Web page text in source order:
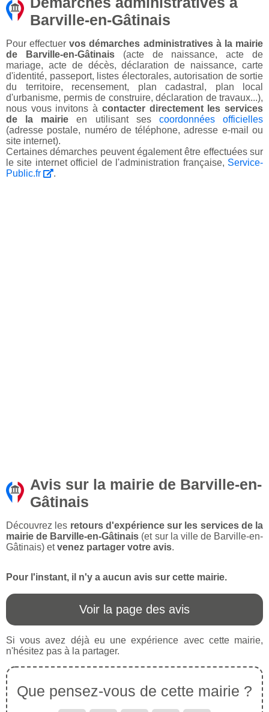
Barville-en-Gâtinais
Pour effectuervos démarches administratives à la mairie
de Barville-en-Gâtinais(acte de naissance, acte de
mariage, acte de décès, déclaration de naissance, carte
d'identité, passeport, listes électorales, autorisation de sortie
du territoire, recensement, plan cadastral, plan local
d'urbanisme, permis de construire, déclaration de travaux...),
nous vous invitons à contacter directement les services
de la mairie en utilisant ses coordonnées officielles
(adresse postale, numéro de téléphone, adresse e-mail ou
site internet).
Certaines démarches peuvent également être effectuées sur
le site internet officiel de l'administration française, Service-
Public.fr
.
Avis sur la mairie de Barville-en-
Gâtinais
Découvrez les retours d'expérience sur les services de la
mairie de Barville-en-Gâtinais (et sur la ville de Barville-en-
Gâtinais) etvenez partager votre avis.
Pour l'instant, il n'y a aucun avis sur cette mairie.
Voir la page des avis
Si vous avez déjà eu une expérience avec cette mairie,
n'hésitez pas à la partager.
Que pensez-vous de cette mairie ?